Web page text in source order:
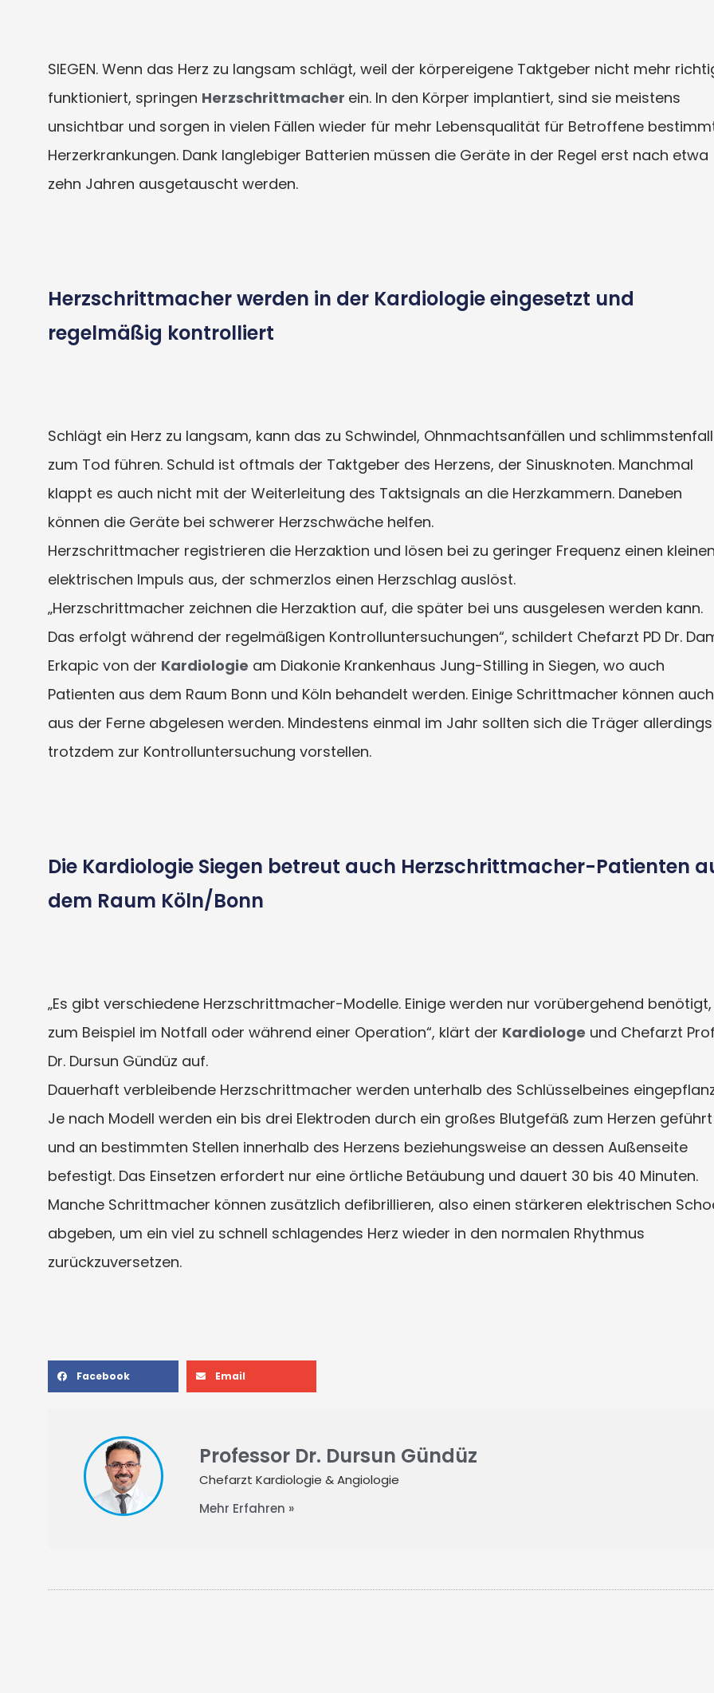
SIEGEN. Wenn das Herz zu langsam schlägt, weil der körpereigene Taktgeber nicht mehr
funktioniert, springen Herzschrittmacher ein. In den Körper implantiert, sind sie meistens
unsichtbar und sorgen in vielen Fällen wieder für mehr Lebensqualität für Betroffene
Herzerkrankungen. Dank langlebiger Batterien müssen die Geräte in der Regel erst nach etwa
zehn Jahren ausgetauscht werden.
Herzschrittmacher werden in der Kardiologie eingesetzt und
regelmäßig kontrolliert
Schlägt ein Herz zu langsam, kann das zu Schwindel, Ohnmachtsanfällen und
zum Tod führen. Schuld ist oftmals der Taktgeber des Herzens, der Sinusknoten. Manchmal
klappt es auch nicht mit der Weiterleitung des Taktsignals an die Herzkammern. Daneben
können die Geräte bei schwerer Herzschwäche helfen.
Herzschrittmacher registrieren die Herzaktion und lösen bei zu geringer Frequenz einen
elektrischen Impuls aus, der schmerzlos einen Herzschlag auslöst.
„Herzschrittmacher zeichnen die Herzaktion auf, die später bei uns ausgelesen werden kann.
Das erfolgt während der regelmäßigen Kontrolluntersuchungen“, schildert Chefarzt PD Dr.
Erkapic von der Kardiologie am Diakonie Krankenhaus Jung-Stilling in Siegen, wo auch
Patienten aus dem Raum Bonn und Köln behandelt werden. Einige Schrittmacher können auch
aus der Ferne abgelesen werden. Mindestens einmal im Jahr sollten sich die Träger allerdings
trotzdem zur Kontrolluntersuchung vorstellen.
Die Kardiologie Siegen betreut auch Herzschrittmacher-Patienten
dem Raum Köln/Bonn
„Es gibt verschiedene Herzschrittmacher-Modelle. Einige werden nur vorübergehend benötigt,
zum Beispiel im Notfall oder während einer Operation“, klärt der Kardiologe und Chefarzt
Dr. Dursun Gündüz auf.
Dauerhaft verbleibende Herzschrittmacher werden unterhalb des Schlüsselbeines
Je nach Modell werden ein bis drei Elektroden durch ein großes Blutgefäß zum Herzen geführt
und an bestimmten Stellen innerhalb des Herzens beziehungsweise an dessen Außenseite
befestigt. Das Einsetzen erfordert nur eine örtliche Betäubung und dauert 30 bis 40 Minuten.
Manche Schrittmacher können zusätzlich defibrillieren, also einen stärkeren elektrischen
abgeben, um ein viel zu schnell schlagendes Herz wieder in den normalen Rhythmus
zurückzuversetzen.
Facebook Email
Professor Dr. Dursun Gündüz
Chefarzt Kardiologie & Angiologie
Mehr Erfahren »